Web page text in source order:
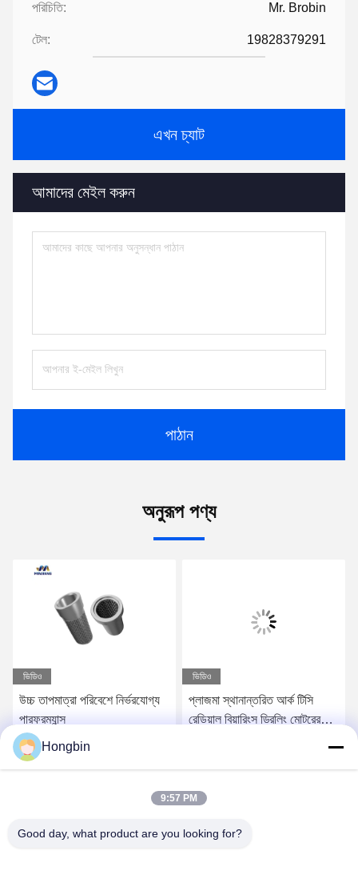
পরিচিতি: Mr. Brobin
টেল: 19828379291
এখন চ্যাট
আমাদের মেইল করুন
পাঠান
অনুরূপ পণ্য
ভিডিও
উচ্চ তাপমাত্রা পরিবেশে নির্ভরযোগ্য
পারফরম্যান্স
ভিডিও
প্লাজমা স্থানান্তরিত আর্ক টিসি
রেডিয়াল বিয়ারিংস ড্রিলিং মোটরের
Hongbin
9:57 PM
Good day, what product are you looking for?